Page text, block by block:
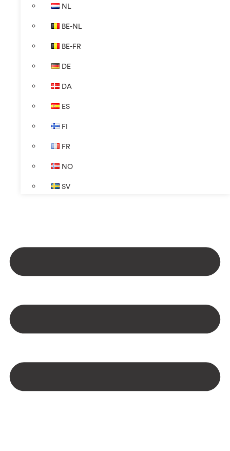
NL
BE-NL
BE-FR
DE
DA
ES
FI
FR
NO
SV